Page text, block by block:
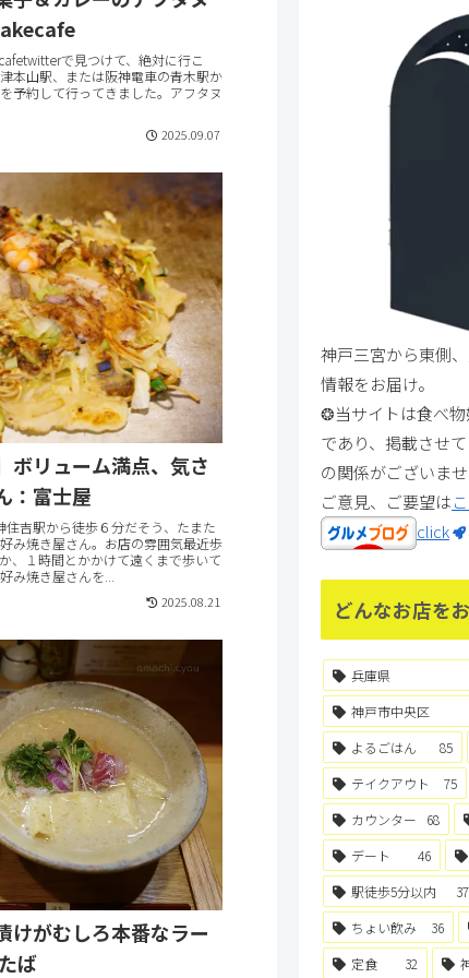
で見つけて、絶対に行こ
本山駅、または阪神電車の青木駅か
予約して行ってきました。アフタヌ
2025.09.07
ボリューム満点、気さ
：富士屋
吉駅から徒歩６分だそう、たまた
み焼き屋さん。お店の雰囲気最近歩
、１時間とかかけて遠くまで歩いて
み焼き屋さんを...
2025.08.21
けがむしろ本番なラー
ば
神戸三宮から東側
情報をお届け。
❂当サイトは食べ物
であり、掲載させ
の関係がございませ
ご意見、ご要望は
click
どんなお店を
兵庫県
神戸市中央区
よるごはん
85
テイクアウト
75
カウンター
68
デート
46
駅徒歩5分以内
37
ちょい飲み
36
定食
32